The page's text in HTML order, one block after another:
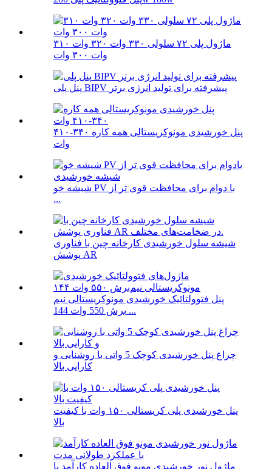
ماژول پلی ۷۲ سلولی ۳۳۰ وات ۳۲۰ وات ۳۱۰
وات ۳۰۰ وات
پنل پلی BIPV پیشرفته برای تولید انرژی برتر
پنل خورشیدی مونوکریستالی همه کاره ۳۴۰-۴۱۰
وات
شیشه خو PV با دوام برای محافظت قوی تر از
...
شیشه سلول خورشیدی کارخانه چین با فناوری
پوشش AR
پنل فتوولتائیک خورشیدی مونوکریستالی نیم
برش 550 وات 144 ...
چراغ پنل خورشیدی کوچک 5 واتی با روشنایی و
کارایی بالا
پنل خورشیدی پلی کریستالی ۱۵۰ وات با کیفیت
بالا
ماژول نور خورشیدی مونو فوق العاده کارآمد با